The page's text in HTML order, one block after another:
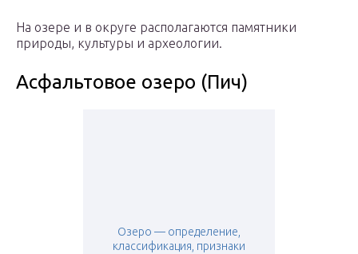
На озере и в округе располагаются памятники
природы, культуры и археологии.
Асфальтовое озеро (Пич)
Озеро — определение,
классификация, признаки